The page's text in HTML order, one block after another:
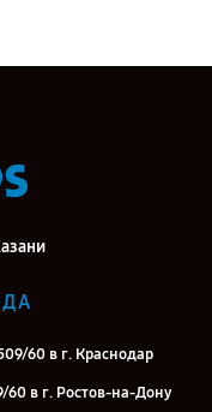
60 в г. Краснодар
60 в г. Ростов-на-Дону